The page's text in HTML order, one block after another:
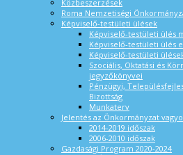
Közbeszerzések
Roma Nemzetiségi
Képviselő-testületi ülések
Képviselő-testületi ülés
Képviselő-testületi ülés
Képviselő-testületi
Szociális, Oktatási és
jegyzőkönyvei
Pénzügyi,
Bizottság
Munkaterv
Jelentés az Önkormányzat
2014-2019 időszak
2006-2010 időszak
Gazdasági Program 2020-2024